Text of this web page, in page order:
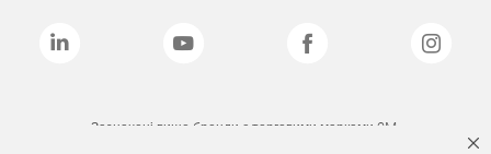
Зазначені вище бренди є торговими марками 3M.